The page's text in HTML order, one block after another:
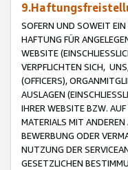
SOFERN UND SOWEIT
HAFTUNG FÜR
WEBSITE
VERPFLICHTEN SICH,
(OFFICERS),
AUSLAGEN
IHRER WEBSITE BZW.
MATERIALS MIT
BEWERBUNG ODER
NUTZUNG DER
GESETZLICHEN